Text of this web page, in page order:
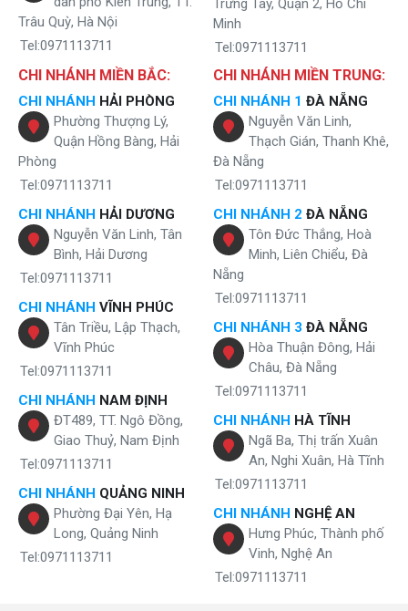
Trâu Quỳ, Hà Nội
Tel:0971113711
Trưng Tây, Quận 2, Hồ Chí
Minh
Tel:0971113711
CHI NHÁNH MIỀN BẮC:
CHI NHÁNH HẢI PHÒNG
Phường Thượng Lý,
Quận Hồng Bàng, Hải
Phòng
Tel:0971113711
CHI NHÁNH HẢI DƯƠNG
Nguyễn Văn Linh, Tân
Bình, Hải Dương
Tel:0971113711
CHI NHÁNH VĨNH PHÚC
Tân Triều, Lập Thạch,
Vĩnh Phúc
Tel:0971113711
CHI NHÁNH NAM ĐỊNH
ĐT489, TT. Ngô Đồng,
Giao Thuỷ, Nam Định
Tel:0971113711
CHI NHÁNH QUẢNG NINH
Phường Đại Yên, Hạ
Long, Quảng Ninh
Tel:0971113711
CHI NHÁNH MIỀN TRUNG:
CHI NHÁNH 1 ĐÀ NẴNG
Nguyễn Văn Linh,
Thạch Gián, Thanh Khê,
Đà Nẵng
Tel:0971113711
CHI NHÁNH 2 ĐÀ NẴNG
Tôn Đức Thắng, Hoà
Minh, Liên Chiểu, Đà
Nẵng
Tel:0971113711
CHI NHÁNH 3 ĐÀ NẴNG
Hòa Thuận Đông, Hải
Châu, Đà Nẵng
Tel:0971113711
CHI NHÁNH HÀ TĨNH
Ngã Ba, Thị trấn Xuân
An, Nghi Xuân, Hà Tĩnh
Tel:0971113711
CHI NHÁNH NGHỆ AN
Hưng Phúc, Thành phố
Vinh, Nghệ An
Tel:0971113711